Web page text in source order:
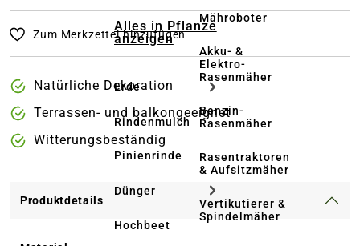
Alles in Pflanze
anzeigen
Erde
Rindenmulch
Pinienrinde
Dünger
Hochbeet
Mähroboter
Akku- &
Elektro-
Rasenmäher
Benzin-
Rasenmäher
Rasentraktoren
& Aufsitzmäher
Vertikutierer &
Spindelmäher
Zum Merkzettel hinzufügen
Natürliche Dekoration
Terrassen- und balkongeeignet
Witterungsbeständig
Produktdetails